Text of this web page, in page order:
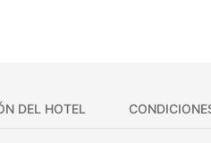
DEL HOTEL